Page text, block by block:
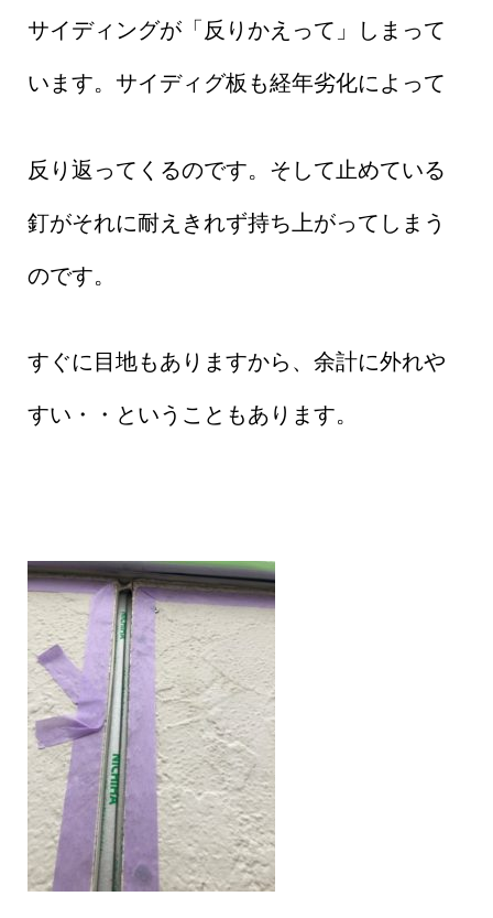
サイディングが「反りかえって」しまって
います。サイディグ板も経年劣化によって
反り返ってくるのです。そして止めている
釘がそれに耐えきれず持ち上がってしまう
のです。
すぐに目地もありますから、余計に外れや
すい・・ということもあります。